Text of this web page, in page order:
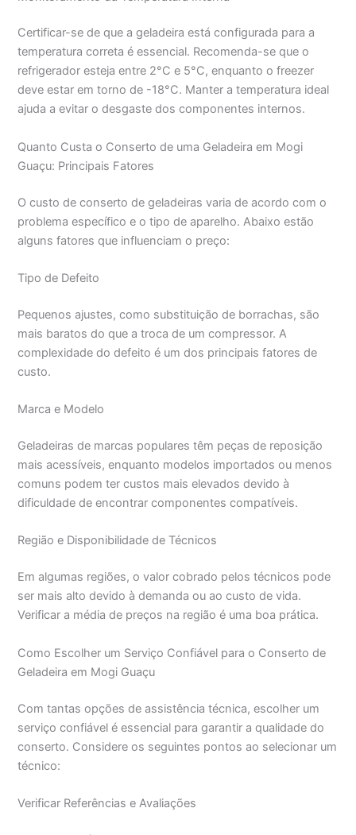
Certificar-se de que a geladeira está configurada para a
temperatura correta é essencial. Recomenda-se que o
refrigerador esteja entre 2°C e 5°C, enquanto o freezer
deve estar em torno de -18°C. Manter a temperatura ideal
ajuda a evitar o desgaste dos componentes internos.
Quanto Custa o Conserto de uma Geladeira em Mogi
Guaçu: Principais Fatores
O custo de conserto de geladeiras varia de acordo com o
problema específico e o tipo de aparelho. Abaixo estão
alguns fatores que influenciam o preço:
Tipo de Defeito
Pequenos ajustes, como substituição de borrachas, são
mais baratos do que a troca de um compressor. A
complexidade do defeito é um dos principais fatores de
custo.
Marca e Modelo
Geladeiras de marcas populares têm peças de reposição
mais acessíveis, enquanto modelos importados ou menos
comuns podem ter custos mais elevados devido à
dificuldade de encontrar componentes compatíveis.
Região e Disponibilidade de Técnicos
Em algumas regiões, o valor cobrado pelos técnicos pode
ser mais alto devido à demanda ou ao custo de vida.
Verificar a média de preços na região é uma boa prática.
Como Escolher um Serviço Confiável para o Conserto de
Geladeira em Mogi Guaçu
Com tantas opções de assistência técnica, escolher um
serviço confiável é essencial para garantir a qualidade do
conserto. Considere os seguintes pontos ao selecionar um
técnico:
Verificar Referências e Avaliações